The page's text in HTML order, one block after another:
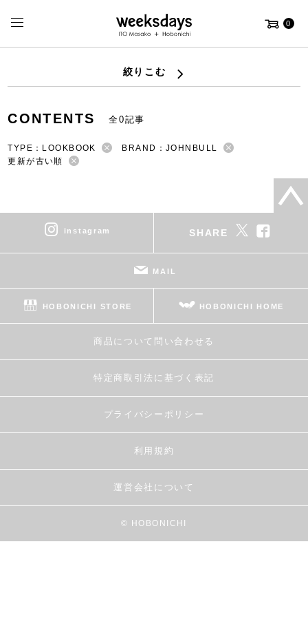
0
絞りこむ
CONTENTS 全0記事
TYPE：LOOKBOOK
BRAND：JOHNBULL
更新が古い順
instagram SHARE
MAIL
HOBONICHI STORE HOBONICHI HOME
商品について問い合わせる
特定商取引法に基づく表記
プライバシーポリシー
利用規約
運営会社について
© HOBONICHI